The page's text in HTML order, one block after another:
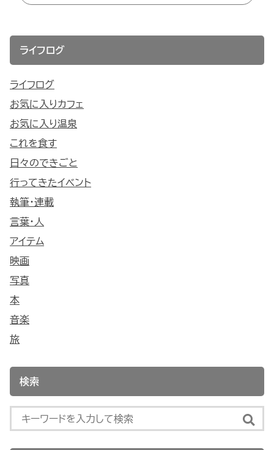
ライフログ
ライフログ
お気に入りカフェ
お気に入り温泉
これを食す
日々のできごと
行ってきたイベント
執筆・連載
言葉・人
アイテム
映画
写真
本
音楽
旅
検索